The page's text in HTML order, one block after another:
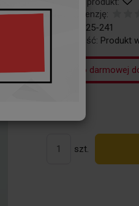
Dodaj recenzję:
96-125-241
Dostępność: Produkt
Do darmowej
szt.